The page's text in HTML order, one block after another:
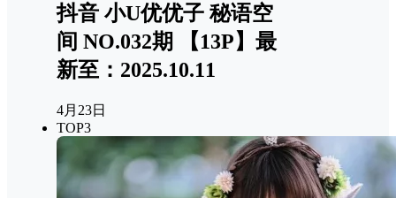
抖音 小U优优子 秘语空
间 NO.032期 【13P】最
新至：2025.10.11
4月23日
TOP3